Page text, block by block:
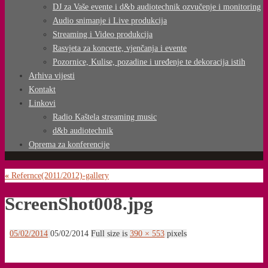
DJ za Vaše evente i d&b audiotechnik ozvučenje i monitoring
Audio snimanje i Live produkcija
Streaming i Video produkcija
Rasvjeta za koncerte, vjenčanja i evente
Pozornice, Kulise, pozadine i uređenje te dekoracija istih
Arhiva vijesti
Kontakt
Linkovi
Radio Kaštela streaming music
d&b audiotechnik
Oprema za konferencije
« Refernce(2011/2012)-gallery
ScreenShot008.jpg
05/02/2014 05/02/2014 Full size is 390 × 553 pixels